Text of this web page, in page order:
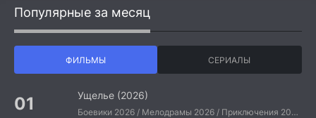
Популярные за месяц
ФИЛЬМЫ СЕРИАЛЫ
Ущелье (2026)
Боевики 2026 / Мелодрамы 2026 / Приключения 2026 / Ужасы 2026 / Фантастические 2026 / Зарубежные фильмы 2026 / Американские фильмы / Фильмы 2026